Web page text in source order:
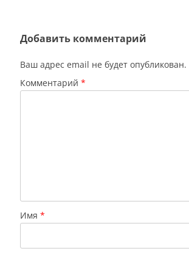
Добавить комментарий
Ваш адрес email не будет опубликован.
Комментарий *
Имя *